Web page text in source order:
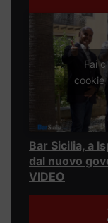
Fai
cookie
Bar Sicilia, a
dal nuovo
VIDEO